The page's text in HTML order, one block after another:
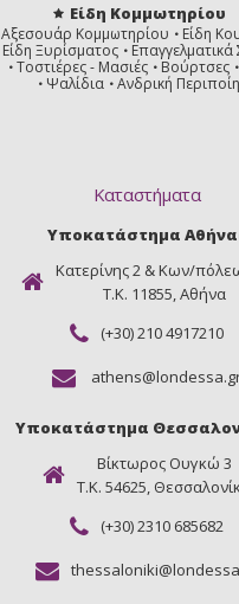
Είδη Κομμωτηρίου
Αξεσουάρ Κομμωτηρίου
Είδη
Είδη Ξυρίσματος
Τοστιέρες - Μασιές
Βούρτσες
Ψαλίδια
Ανδρική
Καταστήματα
Υποκατάστημα
Κατερίνης 2 & Κων/
Τ.Κ. 11855, Αθήνα
(+30) 210 4917210
Υποκατάστημα
Βίκτωρος Ουγκώ 3
Τ.Κ. 54625,
(+30) 2310 685682